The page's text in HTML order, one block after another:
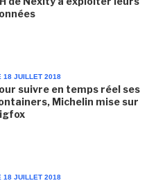
18 JUILLET 2018
suivre en temps réel ses
Michelin mise sur
18 JUILLET 2018